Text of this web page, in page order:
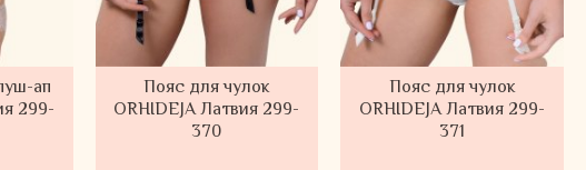
ап
299-
Пояс для чулок
ORHIDEJA Латвия 299-
370
Пояс для чулок
ORHIDEJA Латвия 299-
371